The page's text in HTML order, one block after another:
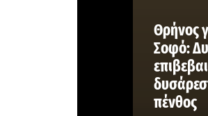
Θρήνος
Σοφό:
πένθος